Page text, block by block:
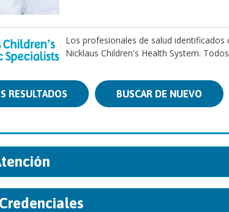
Los profesionales de salud identificados
Nicklaus Children's Health System.
RESULTADOS BUSCAR DE NUEVO